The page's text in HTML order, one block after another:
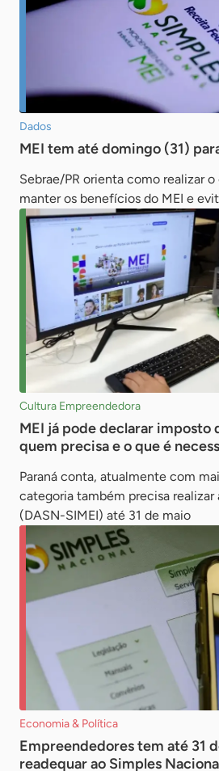
Dados
MEI tem até domingo (31)
Sebrae/PR orienta como realizar
manter os benefícios do MEI e
Cultura Empreendedora
MEI já pode declarar imposto
quem precisa e o que é
Paraná conta, atualmente com
categoria também precisa realizar
(DASN-SIMEI) até 31 de maio
Economia & Política
Empreendedores tem até 31
readequar ao Simples